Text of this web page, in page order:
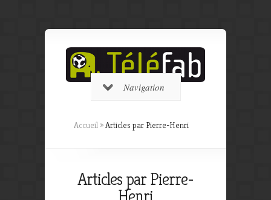
Navigation
Accueil »Articles par Pierre-Henri
Articles par Pierre-